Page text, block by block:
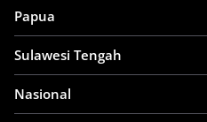
Papua
Sulawesi Tengah
Nasional